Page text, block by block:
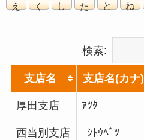
検索:
支店名 支店名(カナ)
厚田支店 ｱﾂﾀ
西当別支店 ﾆｼﾄｳﾍﾞﾂ